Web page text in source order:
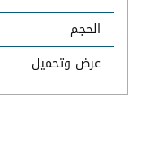
الحجم
عرض وتحميل